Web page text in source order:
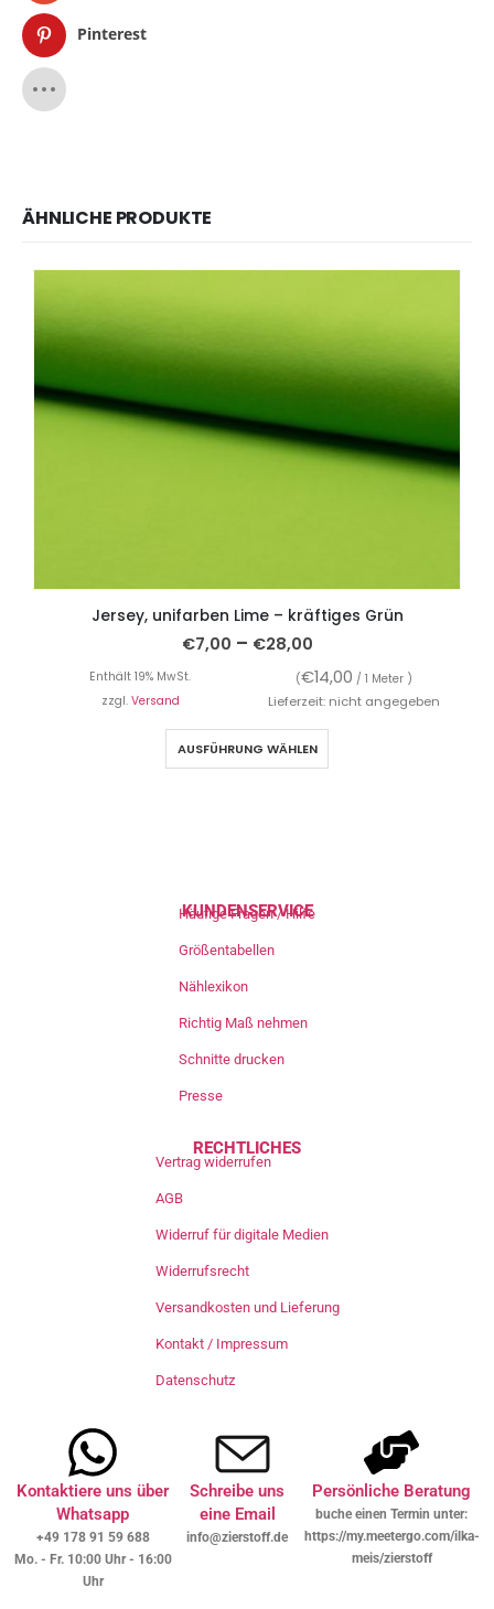
Pinterest
ÄHNLICHE PRODUKTE
Jersey, unifarben Lime – kräftiges Grün
€7,00 – €28,00
Enthält 19% MwSt. (€14,00 / 1 Meter )
zzgl. Versand Lieferzeit: nicht angegeben
AUSFÜHRUNG WÄHLEN
KUNDENSERVICE
Häufige Fragen / Hilfe
Größentabellen
Nählexikon
Richtig Maß nehmen
Schnitte drucken
Presse
RECHTLICHES
Vertrag widerrufen
AGB
Widerruf für digitale Medien
Widerrufsrecht
Versandkosten und Lieferung
Kontakt / Impressum
Datenschutz
Kontaktiere uns über
Whatsapp
+49 178 91 59 688
Mo. - Fr. 10:00 Uhr - 16:00
Uhr
Schreibe uns
eine Email
info@zierstoff.de
Persönliche Beratung
buche einen Termin unter:
https://my.meetergo.com/ilka-
meis/zierstoff